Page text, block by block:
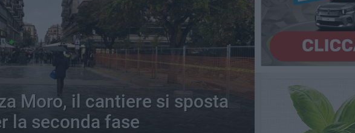
Moro, il cantiere si sposta
la seconda fase